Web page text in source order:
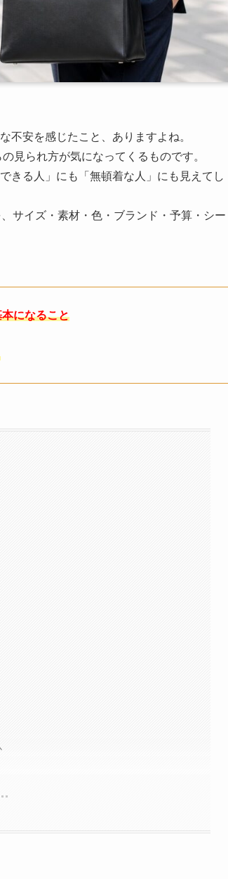
不安を感じたこと、ありますよね。
見られ方が気になってくるものです。
きる人」にも「無頓着な人」にも見えてし
サイズ・素材・色・ブランド・予算・シー
になること